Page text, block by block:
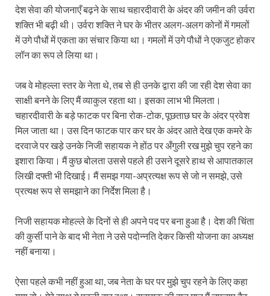
देश सेवा की योजनाएँ बढ़ने के साथ चहारदीवारी के अंदर की जमीन की उर्वरा
शक्ति भी बढ़ी थी। उर्वरा शक्ति ने घर के भीतर अलग-अलग कोनों में गमलों
में उगे पौधों में एकता का संचार किया था। गमलों में उगे पौधों ने एकजुट होकर
लॉन का रूप ले लिया था।
जब वे मोहल्ला स्तर के नेता थे, तब से ही उनके द्वारा की जा रही देश सेवा का
साक्षी बनने के लिए मैं व्याकुल रहता था। इसका लाभ भी मिलता।
चहारदीवारी के बड़े फाटक पर बिना रोक-टोक, पूछताछ घर के अंदर प्रवेश
मिल जाता था। उस दिन फाटक पार कर घर के अंदर आते देख एक कमरे के
दरवाजे पर खड़े उनके निजी सहायक ने होंठ पर अँगुली रख मुझे चुप रहने का
इशारा किया। मैं कुछ बोलता उससे पहले ही उसने दूसरे हाथ से आपातकाल
लिखी दफ्ती भी दिखाई। मैं समझ गया-अप्रत्यक्ष रूप से जो न समझे, उसे
प्रत्यक्ष रूप से समझाने का निर्देश मिला है।
निजी सहायक मोहल्ले के दिनों से ही अपने पद पर बना हुआ है। देश की चिंता
की कुर्सी पाने के बाद भी नेता ने उसे पदोन्नति देकर किसी योजना का अध्यक्ष
नहीं बनाया।
ऐसा पहले कभी नहीं हुआ था, जब नेता के घर पर मुझे चुप रहने के लिए कहा